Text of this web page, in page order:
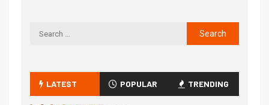
LATEST POPULAR TRENDING